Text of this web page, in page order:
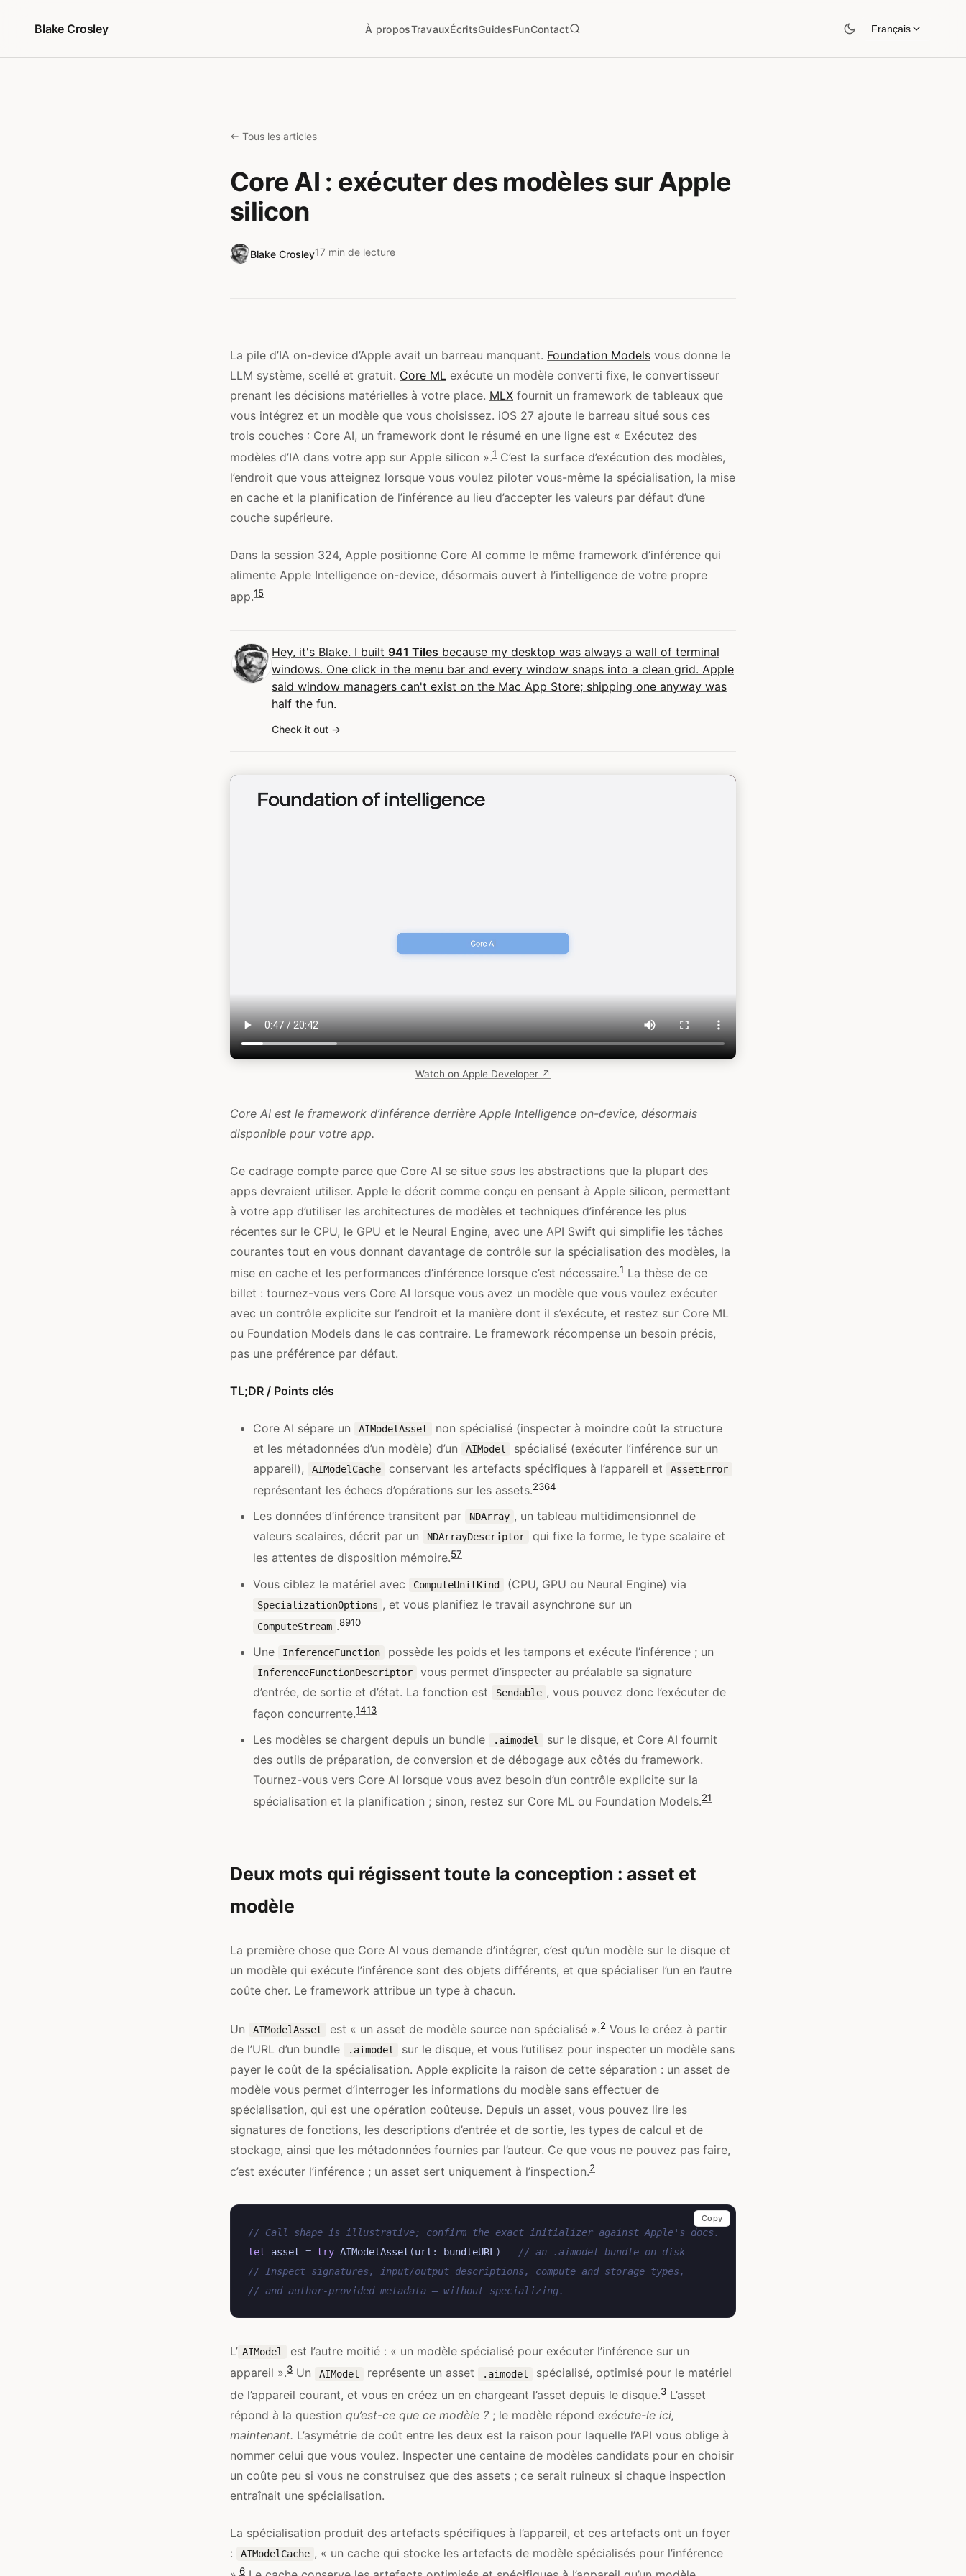
Blake Crosley
À proposTravauxÉcritsGuidesFunContact Français
← Tous les articles
Core AI : exécuter des modèles sur Apple
silicon
Blake Crosley17 min de lecture
La pile d’IA on-device d’Apple avait un barreau manquant. Foundation Models vous donne le
LLM système, scellé et gratuit. Core ML exécute un modèle converti fixe, le convertisseur
prenant les décisions matérielles à votre place. MLX fournit un framework de tableaux que
vous intégrez et un modèle que vous choisissez. iOS 27 ajoute le barreau situé sous ces
trois couches : Core AI, un framework dont le résumé en une ligne est « Exécutez des
modèles d’IA dans votre app sur Apple silicon ».1 C’est la surface d’exécution des modèles,
l’endroit que vous atteignez lorsque vous voulez piloter vous-même la spécialisation, la mise
en cache et la planification de l’inférence au lieu d’accepter les valeurs par défaut d’une
couche supérieure.
Dans la session 324, Apple positionne Core AI comme le même framework d’inférence qui
alimente Apple Intelligence on-device, désormais ouvert à l’intelligence de votre propre
app.15
Hey, it's Blake. I built 941 Tiles because my desktop was always a wall of terminal
windows. One click in the menu bar and every window snaps into a clean grid. Apple
said window managers can't exist on the Mac App Store; shipping one anyway was
half the fun.
Check it out
Watch on Apple Developer ↗
Core AI est le framework d’inférence derrière Apple Intelligence on-device, désormais
disponible pour votre app.
Ce cadrage compte parce que Core AI se situe sous les abstractions que la plupart des
apps devraient utiliser. Apple le décrit comme conçu en pensant à Apple silicon, permettant
à votre app d’utiliser les architectures de modèles et techniques d’inférence les plus
récentes sur le CPU, le GPU et le Neural Engine, avec une API Swift qui simplifie les tâches
courantes tout en vous donnant davantage de contrôle sur la spécialisation des modèles, la
mise en cache et les performances d’inférence lorsque c’est nécessaire.1 La thèse de ce
billet : tournez-vous vers Core AI lorsque vous avez un modèle que vous voulez exécuter
avec un contrôle explicite sur l’endroit et la manière dont il s’exécute, et restez sur Core ML
ou Foundation Models dans le cas contraire. Le framework récompense un besoin précis,
pas une préférence par défaut.
TL;DR / Points clés
Core AI sépare un AIModelAsset
non spécialisé (inspecter à moindre coût la structure
et les métadonnées d’un modèle) d’un
AIModel
spécialisé (exécuter l’inférence sur un
appareil),
AIModelCache conservant les artefacts spécifiques à l’appareil et AssetError
représentant les échecs d’opérations sur les assets.2364
Les données d’inférence transitent par NDArray , un tableau multidimensionnel de
valeurs scalaires, décrit par un
NDArrayDescriptor
qui fixe la forme, le type scalaire et
les attentes de disposition mémoire.57
Vous ciblez le matériel avec ComputeUnitKind (CPU, GPU ou Neural Engine) via
SpecializationOptions , et vous planifiez le travail asynchrone sur un
ComputeStream .8910
Une InferenceFunction possède les poids et les tampons et exécute l’inférence ; un
InferenceFunctionDescriptor
vous permet d’inspecter au préalable sa signature
d’entrée, de sortie et d’état. La fonction est
Sendable , vous pouvez donc l’exécuter de
façon concurrente.1413
Les modèles se chargent depuis un bundle .aimodel
sur le disque, et Core AI fournit
des outils de préparation, de conversion et de débogage aux côtés du framework.
Tournez-vous vers Core AI lorsque vous avez besoin d’un contrôle explicite sur la
spécialisation et la planification ; sinon, restez sur Core ML ou Foundation Models.21
Deux mots qui régissent toute la conception : asset et
modèle
La première chose que Core AI vous demande d’intégrer, c’est qu’un modèle sur le disque et
un modèle qui exécute l’inférence sont des objets différents, et que spécialiser l’un en l’autre
coûte cher. Le framework attribue un type à chacun.
Un AIModelAsset est « un asset de modèle source non spécialisé ».2 Vous le créez à partir
de l’URL d’un bundle
.aimodel
sur le disque, et vous l’utilisez pour inspecter un modèle sans
payer le coût de la spécialisation. Apple explicite la raison de cette séparation : un asset de
modèle vous permet d’interroger les informations du modèle sans effectuer de
spécialisation, qui est une opération coûteuse. Depuis un asset, vous pouvez lire les
signatures de fonctions, les descriptions d’entrée et de sortie, les types de calcul et de
stockage, ainsi que les métadonnées fournies par l’auteur. Ce que vous ne pouvez pas faire,
c’est exécuter l’inférence ; un asset sert uniquement à l’inspection.2
// Call shape is illustrative; confirm the exact initializer against Apple's docs.
let
asset = try AIModelAsset (url : bundleURL)
// an .aimodel bundle on disk
// Inspect signatures, input/output descriptions, compute and storage types,
// and author-provided metadata — without specializing.
Copy
L’ AIModel
est l’autre moitié : « un modèle spécialisé pour exécuter l’inférence sur un
appareil ».3 Un AIModel représente un asset .aimodel
spécialisé, optimisé pour le matériel
de l’appareil courant, et vous en créez un en chargeant l’asset depuis le disque.3 L’asset
répond à la question qu’est-ce que ce modèle ? ; le modèle répond exécute-le ici,
maintenant. L’asymétrie de coût entre les deux est la raison pour laquelle l’API vous oblige à
nommer celui que vous voulez. Inspecter une centaine de modèles candidats pour en choisir
un coûte peu si vous ne construisez que des assets ; ce serait ruineux si chaque inspection
entraînait une spécialisation.
La spécialisation produit des artefacts spécifiques à l’appareil, et ces artefacts ont un foyer
:
AIModelCache , « un cache qui stocke les artefacts de modèle spécialisés pour l’inférence
6